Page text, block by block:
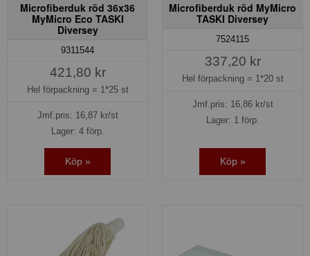
Microfiberduk röd 36x36
MyMicro Eco TASKI
Diversey
9311544
421,80 kr
Hel förpackning = 1*25 st
Jmf.pris: 16,87kr/st
Lager: 4 förp.
Köp »
Microfiberduk röd MyMicro
TASKI Diversey
7524115
337,20 kr
Hel förpackning = 1*20 st
Jmf.pris: 16,86kr/st
Lager: 1 förp.
Köp »